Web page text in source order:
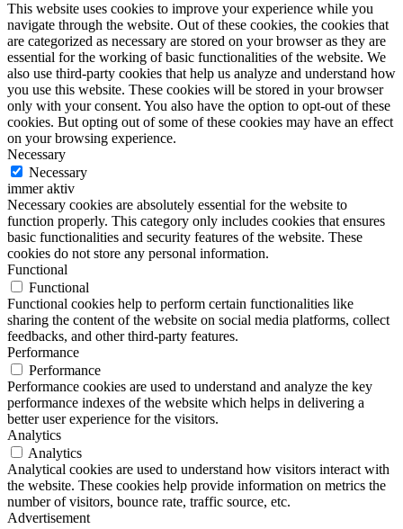
This website uses cookies to improve your experience while you
navigate through the website. Out of these cookies, the cookies that
are categorized as necessary are stored on your browser as they are
essential for the working of basic functionalities of the website. We
also use third-party cookies that help us analyze and understand how
you use this website. These cookies will be stored in your browser
only with your consent. You also have the option to opt-out of these
cookies. But opting out of some of these cookies may have an effect
on your browsing experience.
Necessary
Necessary
immer aktiv
Necessary cookies are absolutely essential for the website to
function properly. This category only includes cookies that ensures
basic functionalities and security features of the website. These
cookies do not store any personal information.
Functional
Functional
Functional cookies help to perform certain functionalities like
sharing the content of the website on social media platforms, collect
feedbacks, and other third-party features.
Performance
Performance
Performance cookies are used to understand and analyze the key
performance indexes of the website which helps in delivering a
better user experience for the visitors.
Analytics
Analytics
Analytical cookies are used to understand how visitors interact with
the website. These cookies help provide information on metrics the
number of visitors, bounce rate, traffic source, etc.
Advertisement